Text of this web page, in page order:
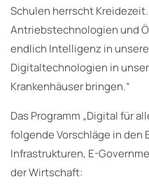
Schulen herrscht
Antriebstechnologien und
endlich Intelligenz in
Digitaltechnologien in
Krankenhäuser bringen.“
Das Programm „Digital für
folgende Vorschläge in den
Infrastrukturen, E-
der Wirtschaft: